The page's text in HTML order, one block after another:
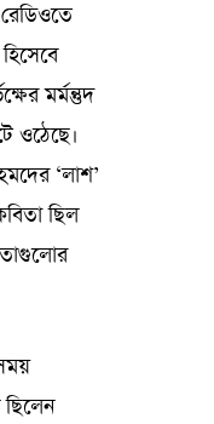
মর্মন্তুদ
ওঠেছে।
‘লাশ’
ছিল